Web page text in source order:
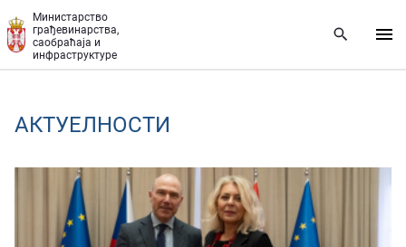
Министарство
грађевинарства,
саобраћаја и
инфраструктуре
AКТУЕЛНОСТИ
PAGES